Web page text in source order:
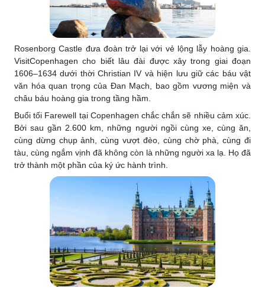
Rosenborg Castle đưa đoàn trở lại với vẻ lộng lẫy hoàng gia.
VisitCopenhagen cho biết lâu đài được xây trong giai đoạn
1606–1634 dưới thời Christian IV và hiện lưu giữ các báu vật
văn hóa quan trọng của Đan Mạch, bao gồm vương miện và
châu báu hoàng gia trong tầng hầm.
Buổi tối Farewell tại Copenhagen chắc chắn sẽ nhiều cảm xúc.
Bởi sau gần 2.600 km, những người ngồi cùng xe, cùng ăn,
cùng dừng chụp ảnh, cùng vượt đèo, cùng chờ phà, cùng đi
tàu, cùng ngắm vịnh đã không còn là những người xa lạ. Họ đã
trở thành một phần của ký ức hành trình.